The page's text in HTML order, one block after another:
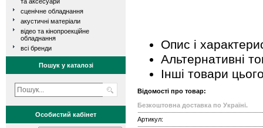
сценічне обладнання
акустичні матеріали
відео та кінопроекційне
обладнання
всі бренди
Пошук у каталозі
Особистий кабінет
Опис і
Альтернативні
Інші товари
Відомості про товар:
Безкоштовна доставка по Україні.
Артикул: